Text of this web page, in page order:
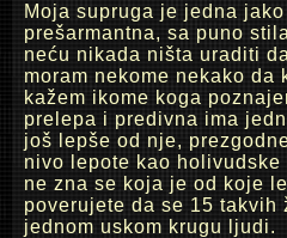
Moja supruga je jedna
prešarmantna, sa puno
neću nikada ništa uraditi
moram nekome nekako da
kažem ikome koga
prelepa i predivna ima
još lepše od nje,
nivo lepote kao
ne zna se koja je od koje
poverujete da se 15 takvih
jednom uskom krugu ljudi.